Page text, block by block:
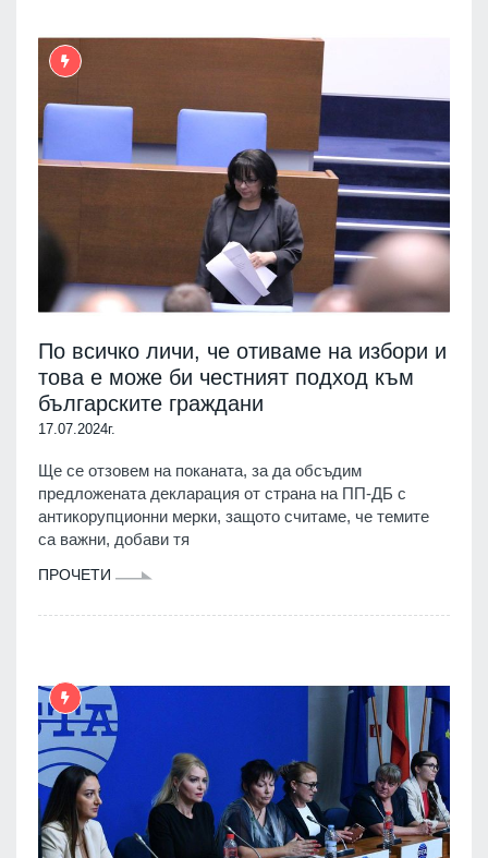
По всичко личи, че отиваме на избори и
това е може би честният подход към
българските граждани
17.07.2024г.
Ще се отзовем на поканата, за да обсъдим
предложената декларация от страна на ПП-ДБ с
антикорупционни мерки, защото считаме, че темите
са важни, добави тя
ПРОЧЕТИ